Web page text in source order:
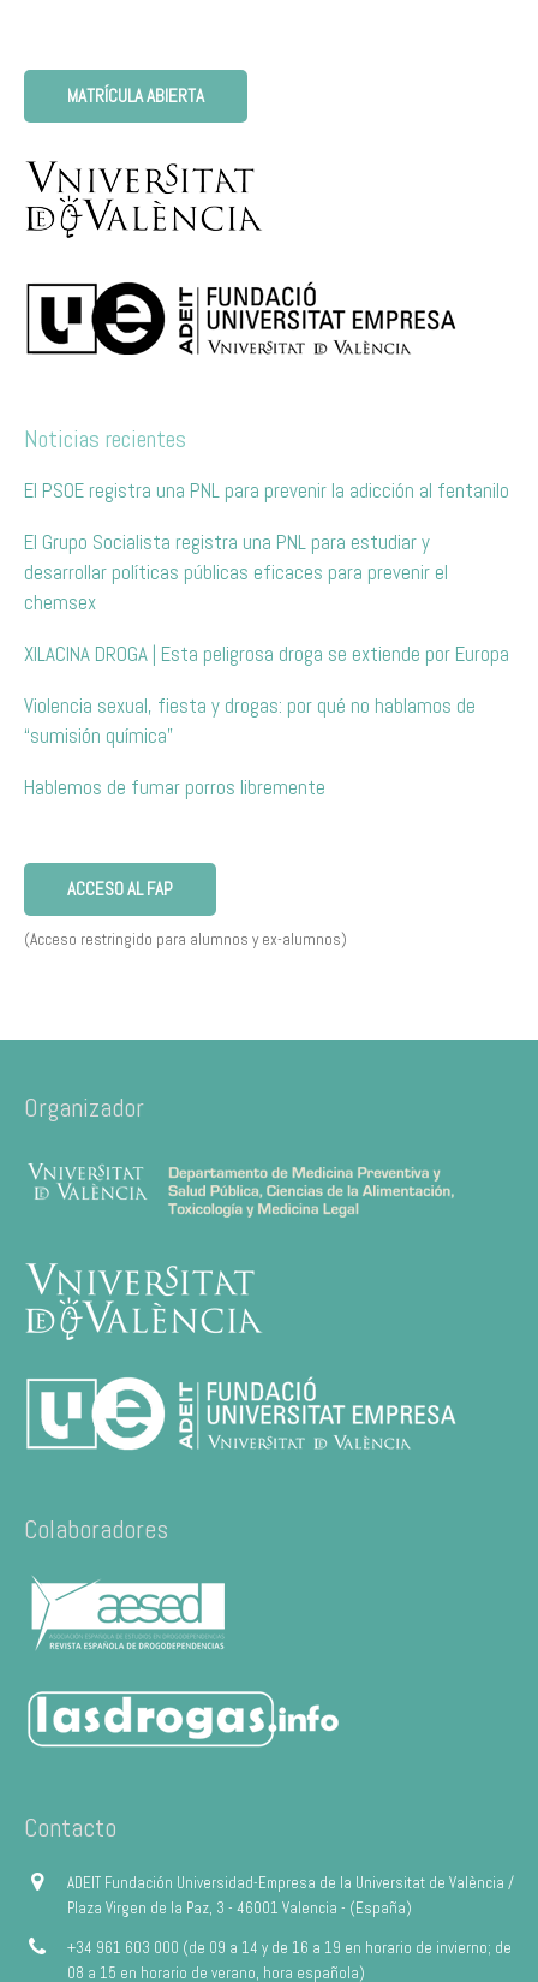
MATRÍCULA ABIERTA
Noticias recientes
El PSOE registra una PNL para prevenir la adicción al fentanilo
El Grupo Socialista registra una PNL para estudiar y
desarrollar políticas públicas eficaces para prevenir el
chemsex
XILACINA DROGA | Esta peligrosa droga se extiende por Europa
Violencia sexual, fiesta y drogas: por qué no hablamos de
“sumisión química”
Hablemos de fumar porros libremente
ACCESO AL FAP
(Acceso restringido para alumnos y ex-alumnos)
Organizador
Colaboradores
Contacto
ADEIT Fundación Universidad-Empresa de la Universitat de València /
Plaza Virgen de la Paz, 3 - 46001 Valencia - (España)
+34 961 603 000 (de 09 a 14 y de 16 a 19 en horario de invierno; de
08 a 15 en horario de verano, hora española)